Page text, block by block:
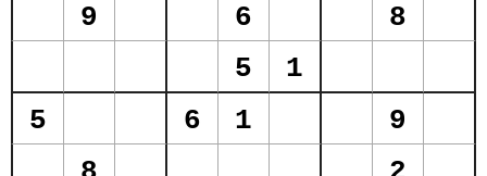
9
6
8
5
1
5
6 1
9